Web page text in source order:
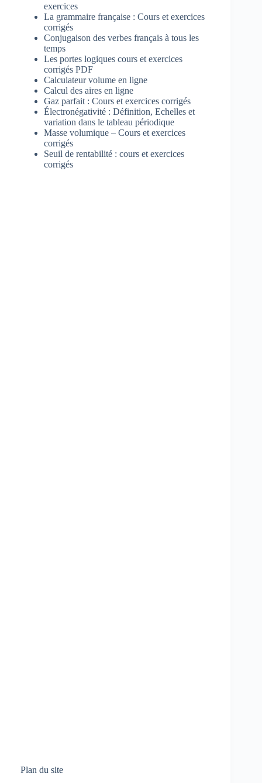
exercices
La grammaire française : Cours et exercices
corrigés
Conjugaison des verbes français à tous les
temps
Les portes logiques cours et exercices
corrigés PDF
Calculateur volume en ligne
Calcul des aires en ligne
Gaz parfait : Cours et exercices corrigés
Électronégativité : Définition, Echelles et
variation dans le tableau périodique
Masse volumique – Cours et exercices
corrigés
Seuil de rentabilité : cours et exercices
corrigés
Plan du site